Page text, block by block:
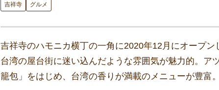
吉祥寺 グルメ
吉祥寺のハモニカ横丁の一角に2020年12月にオープン
台湾の屋台街に迷い込んだような雰囲気が魅力的。ア
籠包」をはじめ、台湾の香りが満載のメニューが豊富